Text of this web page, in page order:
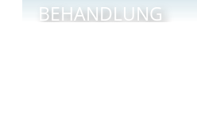
BEHANDLUNG